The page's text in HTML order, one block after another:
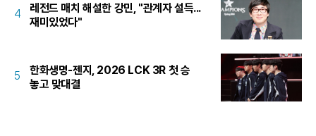
4
레전드 매치 해설한 강민, "관계자 설득...
재미있었다"
5
한화생명-젠지, 2026 LCK 3R 첫 승
놓고 맞대결